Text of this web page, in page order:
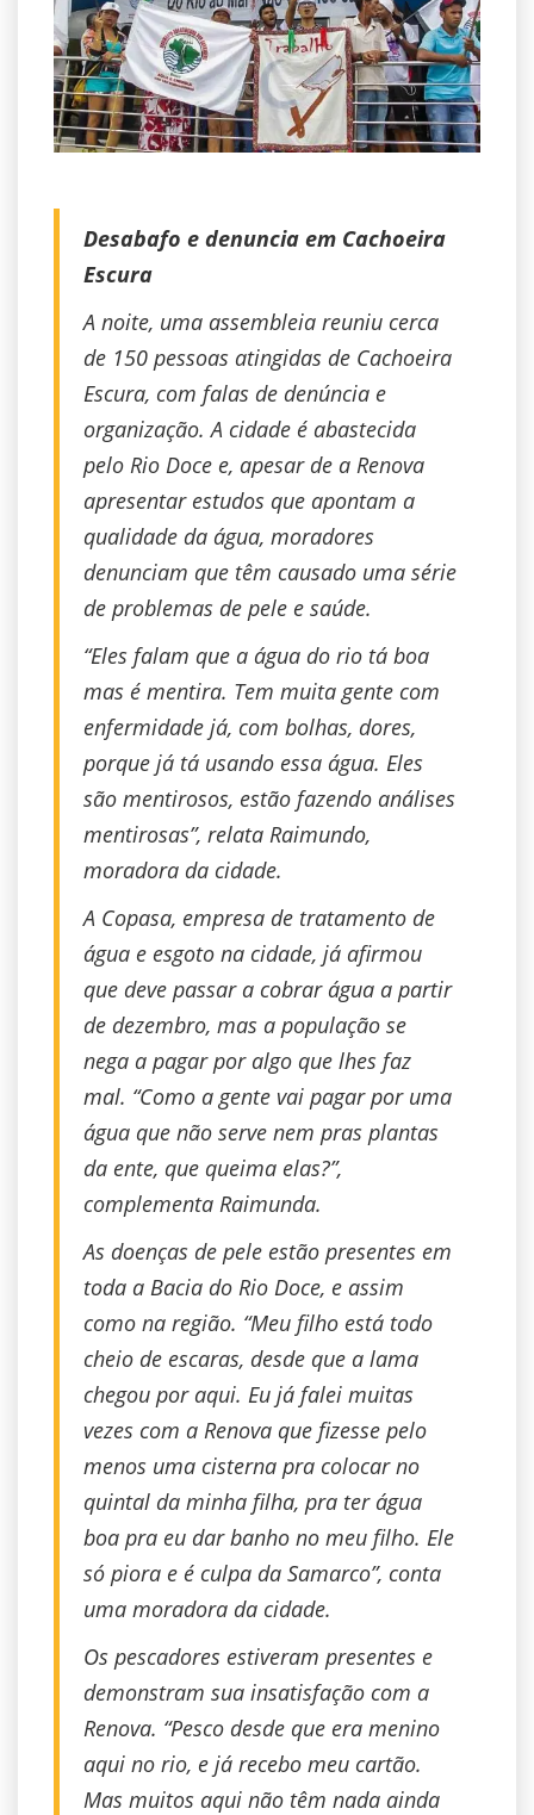
Desabafo e denuncia em Cachoeira
Escura
A noite, uma assembleia reuniu cerca
de 150 pessoas atingidas de Cachoeira
Escura, com falas de denúncia e
organização. A cidade é abastecida
pelo Rio Doce e, apesar de a Renova
apresentar estudos que apontam a
qualidade da água, moradores
denunciam que têm causado uma série
de problemas de pele e saúde.
“Eles falam que a água do rio tá boa
mas é mentira. Tem muita gente com
enfermidade já, com bolhas, dores,
porque já tá usando essa água. Eles
são mentirosos, estão fazendo análises
mentirosas”, relata Raimundo,
moradora da cidade.
A Copasa, empresa de tratamento de
água e esgoto na cidade, já afirmou
que deve passar a cobrar água a partir
de dezembro, mas a população se
nega a pagar por algo que lhes faz
mal. “Como a gente vai pagar por uma
água que não serve nem pras plantas
da ente, que queima elas?”,
complementa Raimunda.
As doenças de pele estão presentes em
toda a Bacia do Rio Doce, e assim
como na região. “Meu filho está todo
cheio de escaras, desde que a lama
chegou por aqui. Eu já falei muitas
vezes com a Renova que fizesse pelo
menos uma cisterna pra colocar no
quintal da minha filha, pra ter água
boa pra eu dar banho no meu filho. Ele
só piora e é culpa da Samarco”, conta
uma moradora da cidade.
Os pescadores estiveram presentes e
demonstram sua insatisfação com a
Renova. “Pesco desde que era menino
aqui no rio, e já recebo meu cartão.
Mas muitos aqui não têm nada ainda